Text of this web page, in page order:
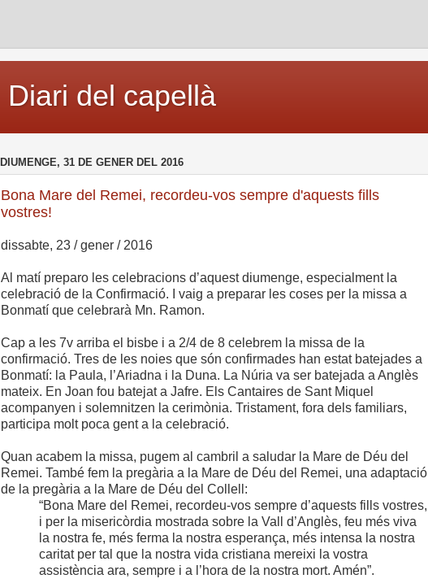
Diari del capellà
DIUMENGE, 31 DE GENER DEL 2016
Bona Mare del Remei, recordeu-vos sempre d'aquests fills
vostres!
dissabte, 23 / gener / 2016
Al matí preparo les celebracions d’aquest diumenge, especialment la
celebració de la Confirmació. I vaig a preparar les coses per la missa a
Bonmatí que celebrarà Mn. Ramon.
Cap a les 7v arriba el bisbe i a 2/4 de 8 celebrem la missa de la
confirmació. Tres de les noies que són confirmades han estat batejades a
Bonmatí: la Paula, l’Ariadna i la Duna. La Núria va ser batejada a Anglès
mateix. En Joan fou batejat a Jafre. Els Cantaires de Sant Miquel
acompanyen i solemnitzen la cerimònia. Tristament, fora dels familiars,
participa molt poca gent a la celebració.
Quan acabem la missa, pugem al cambril a saludar la Mare de Déu del
Remei. També fem la pregària a la Mare de Déu del Remei, una adaptació
de la pregària a la Mare de Déu del Collell:
“Bona Mare del Remei, recordeu-vos sempre d’aquests fills vostres,
i per la misericòrdia mostrada sobre la Vall d’Anglès, feu més viva
la nostra fe, més ferma la nostra esperança, més intensa la nostra
caritat per tal que la nostra vida cristiana mereixi la vostra
assistència ara, sempre i a l’hora de la nostra mort. Amén”.